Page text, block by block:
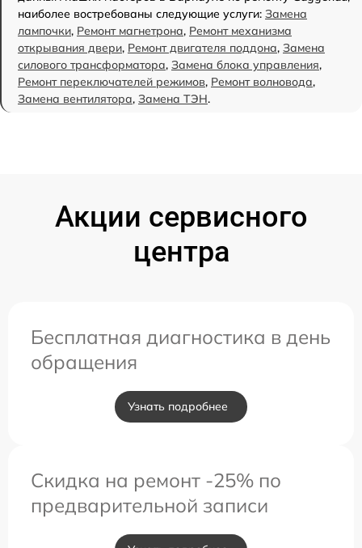
наиболее востребованы следующие услуги: Замена
лампочки, Ремонт магнетрона, Ремонт механизма
открывания двери, Ремонт двигателя поддона, Замена
силового трансформатора, Замена блока управления,
Ремонт переключателей режимов, Ремонт волновода,
Замена вентилятора, Замена ТЭН.
Акции сервисного
центра
Бесплатная диагностика в день
обращения
Узнать подробнее
Скидка на ремонт -25% по
предварительной записи